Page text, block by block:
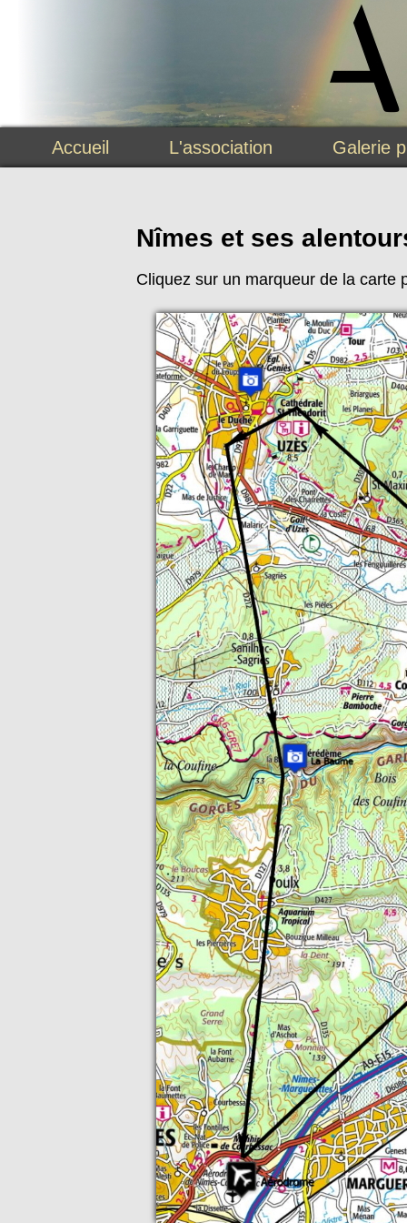
Accueil L'association Galerie
Nîmes et ses
Cliquez sur un marqueur de la carte